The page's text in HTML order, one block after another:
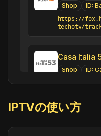
Shop ID:
https://
techotv/
Casa Italia
Shop ID:
https://ovp-
IPTVの使い方